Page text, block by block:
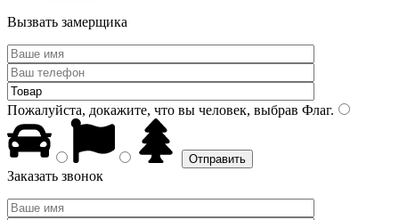
Вызвать замерщика
Пожалуйста, докажите, что вы человек, выбрав Флаг.
Заказать звонок